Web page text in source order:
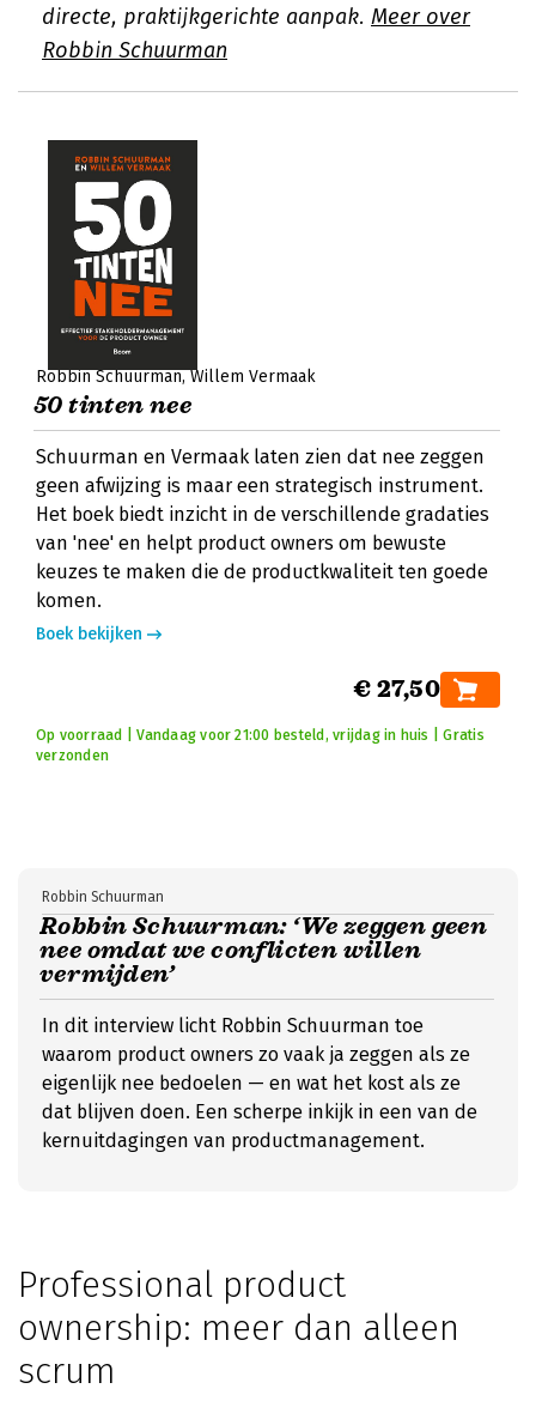
directe, praktijkgerichte aanpak. Meer over
Robbin Schuurman
Robbin Schuurman Willem Vermaak
50 tinten nee
Schuurman en Vermaak laten zien dat nee zeggen
geen afwijzing is maar een strategisch instrument.
Het boek biedt inzicht in de verschillende gradaties
van 'nee' en helpt product owners om bewuste
keuzes te maken die de productkwaliteit ten goede
komen.
Boek bekijken
€ 27,50
Op voorraad | Vandaag voor 21:00 besteld, vrijdag in huis | Gratis
verzonden
Robbin Schuurman: ‘We zeggen geen
nee omdat we conflicten willen
vermijden’
Robbin Schuurman
In dit interview licht Robbin Schuurman toe
waarom product owners zo vaak ja zeggen als ze
eigenlijk nee bedoelen — en wat het kost als ze
dat blijven doen. Een scherpe inkijk in een van de
kernuitdagingen van productmanagement.
Professional product
ownership: meer dan alleen
scrum